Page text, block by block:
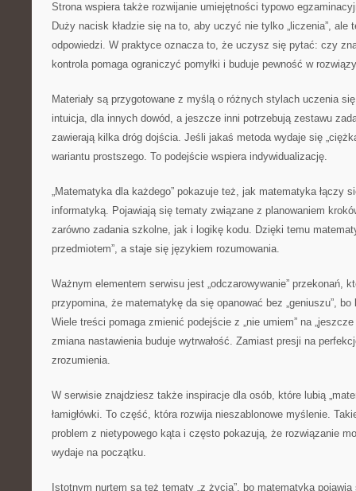
Strona wspiera także rozwijanie umiejętności typowo
Duży nacisk kładzie się na to, aby uczyć nie tylko „liczenia”, ale
odpowiedzi. W praktyce oznacza to, że uczysz się pytać: czy
kontrola pomaga ograniczyć pomyłki i buduje pewność w
Materiały są przygotowane z myślą o różnych stylach uczenia
intuicja, dla innych dowód, a jeszcze inni potrzebują zestawu
zawierają kilka dróg dojścia. Jeśli jakaś metoda wydaje się
wariantu prostszego. To podejście wspiera indywidualizację.
„Matematyka dla każdego” pokazuje też, jak matematyka łączy
informatyką. Pojawiają się tematy związane z planowaniem
zarówno zadania szkolne, jak i logikę kodu. Dzięki temu
przedmiotem”, a staje się językiem rozumowania.
Ważnym elementem serwisu jest „odczarowywanie” przekonań,
przypomina, że matematykę da się opanować bez „geniuszu”,
Wiele treści pomaga zmienić podejście z „nie umiem” na
zmiana nastawienia buduje wytrwałość. Zamiast presji na
zrozumienia.
W serwisie znajdziesz także inspiracje dla osób, które lubią
łamigłówki. To część, która rozwija nieszablonowe myślenie.
problem z nietypowego kąta i często pokazują, że rozwiązanie
wydaje na początku.
Istotnym nurtem są też tematy „z życia”, bo matematyka